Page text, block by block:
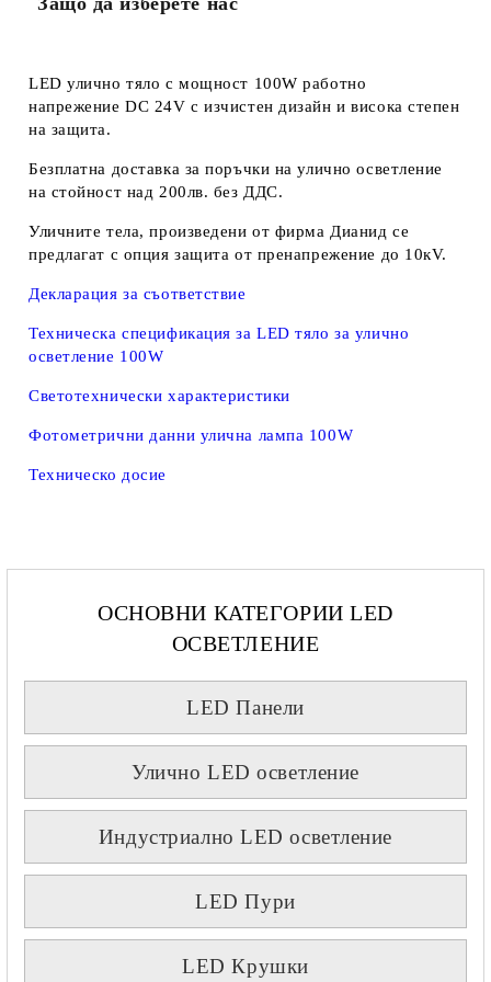
LED улично тяло с мощност 100W работно
напрежение DC 24V с изчистен дизайн и висока степен
на защита.
Безплатна доставка за поръчки на улично осветление
на стойност над 200лв. без ДДС.
Уличните тела, произведени от фирма Дианид се
предлагат с опция защита от пренапрежение до 10кV.
Декларация за съответствие
Техническа спецификация за LED тяло за улично
осветление 100W
Светотехнически характеристики
Фотометрични данни улична лампа 100W
Техническо досие
ОСНОВНИ КАТЕГОРИИ LED
ОСВЕТЛЕНИЕ
LED Панели
Улично LED осветление
Индустриално LED осветление
LED Пури
LED Крушки